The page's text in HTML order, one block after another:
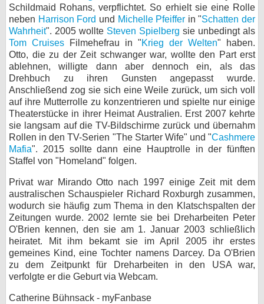
Schildmaid Rohans, verpflichtet. So erhielt sie eine Rolle
neben Harrison Ford und Michelle Pfeiffer in "Schatten der
Wahrheit". 2005 wollte Steven Spielberg sie unbedingt als
Tom Cruises Filmehefrau in "Krieg der Welten" haben.
Otto, die zu der Zeit schwanger war, wollte den Part erst
ablehnen, willigte dann aber dennoch ein, als das
Drehbuch zu ihren Gunsten angepasst wurde.
Anschließend zog sie sich eine Weile zurück, um sich voll
auf ihre Mutterrolle zu konzentrieren und spielte nur einige
Theaterstücke in ihrer Heimat Australien. Erst 2007 kehrte
sie langsam auf die TV-Bildschirme zurück und übernahm
Rollen in den TV-Serien "The Starter Wife" und "Cashmere
Mafia". 2015 sollte dann eine Hauptrolle in der fünften
Staffel von "Homeland" folgen.
Privat war Mirando Otto nach 1997 einige Zeit mit dem
australischen Schauspieler Richard Roxburgh zusammen,
wodurch sie häufig zum Thema in den Klatschspalten der
Zeitungen wurde. 2002 lernte sie bei Dreharbeiten Peter
O'Brien kennen, den sie am 1. Januar 2003 schließlich
heiratet. Mit ihm bekamt sie im April 2005 ihr erstes
gemeines Kind, eine Tochter namens Darcey. Da O'Brien
zu dem Zeitpunkt für Dreharbeiten in den USA war,
verfolgte er die Geburt via Webcam.
Catherine Bühnsack - myFanbase